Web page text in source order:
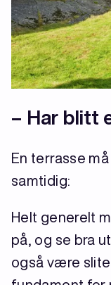
– Har blitt
En terrasse
samtidig:
Helt generelt
på, og se bra
også være